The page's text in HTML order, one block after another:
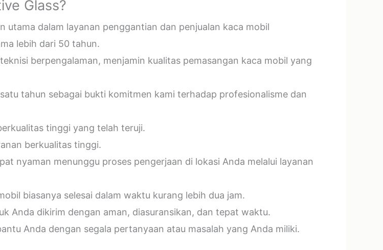
Glass?
utama dalam layanan penggantian dan penjualan kaca mobil
lebih dari 50 tahun.
berpengalaman, menjamin kualitas pemasangan kaca mobil yang
tahun sebagai bukti komitmen kami terhadap profesionalisme dan
tinggi yang telah teruji.
berkualitas tinggi.
nyaman menunggu proses pengerjaan di lokasi Anda melalui layanan
biasanya selesai dalam waktu kurang lebih dua jam.
Anda dikirim dengan aman, diasuransikan, dan tepat waktu.
Anda dengan segala pertanyaan atau masalah yang Anda miliki.